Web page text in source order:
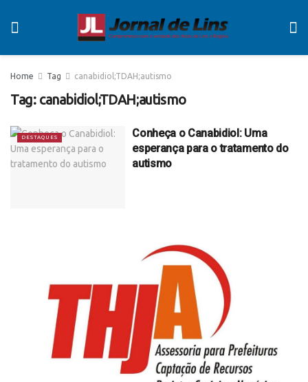
Home Tag canabidiol;TDAH;autismo
Tag: canabidiol;TDAH;autismo
DESTAQUES
Conheça o Canabidiol: Uma
esperança para o tratamento do
autismo